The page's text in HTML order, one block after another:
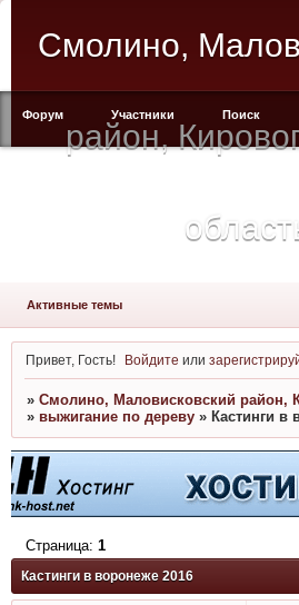
Смолино,
район,
Форум Участники Поиск
Активные темы
Привет, Гость! Войдите или
» Смолино, Маловисковский район,
» выжигание по дереву » Кастинги в
Кастинги в воронеже 2016
Страница: 1